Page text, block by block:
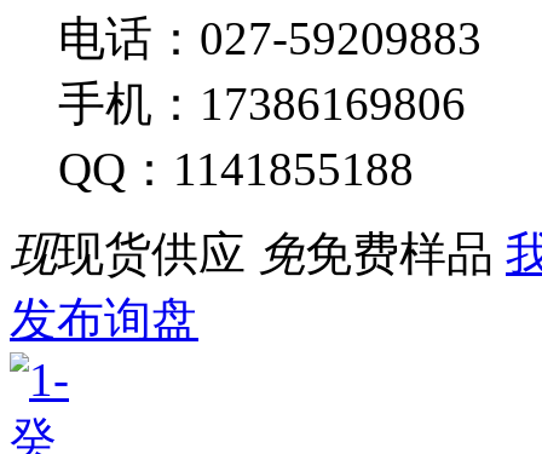
电话：027-59209883
手机：17386169806
QQ：1141855188
现现货供应 免免费样品
发布询盘